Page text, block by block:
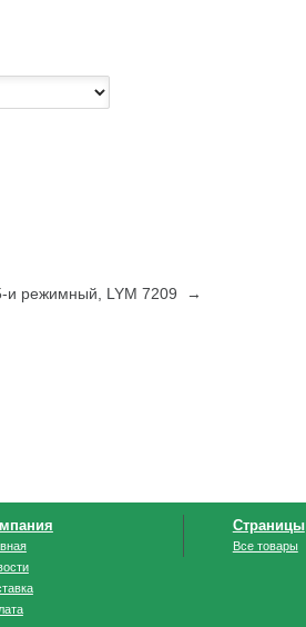
и режимный, LYM 7209 →
Страницы
Все товары